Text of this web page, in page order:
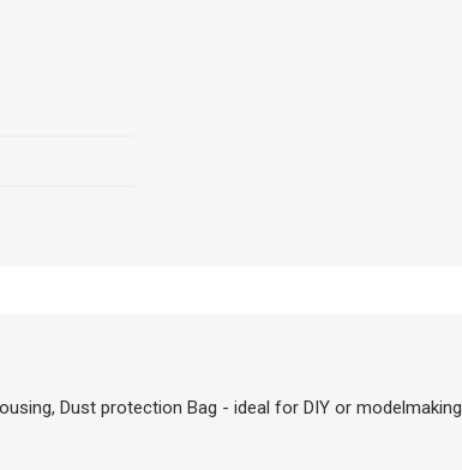
Dust protection Bag - ideal for DIY or modelmaking